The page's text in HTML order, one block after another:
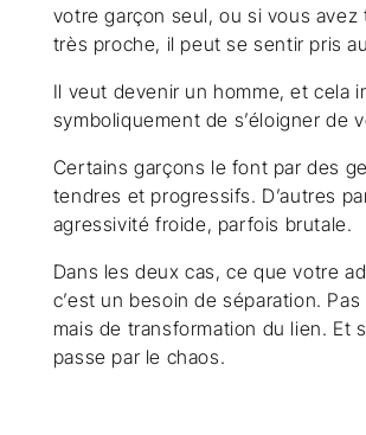
votre garçon seul, ou si vous avez
très proche, il peut se sentir pris
Il veut devenir un homme, et cela
symboliquement de s’éloigner de
Certains garçons le font par des
tendres et progressifs. D’autres
agressivité froide, parfois brutale.
Dans les deux cas, ce que votre
c’est un besoin de séparation.
mais de transformation du lien. Et
passe par le chaos.